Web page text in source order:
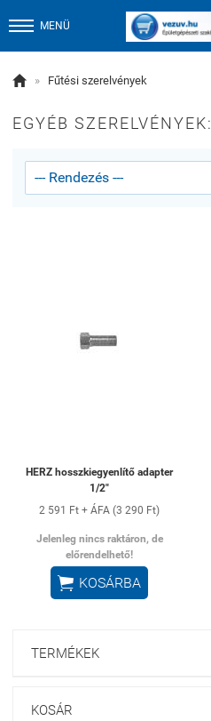
MENÜ
 » Fűtési szerelvények
EGYÉB SZERELVÉNYEK:
HERZ hosszkiegyenlítő adapter
1/2"
2 591 Ft + ÁFA (3 290 Ft)
Jelenleg nincs raktáron, de
előrendelhető!
 KOSÁRBA
TERMÉKEK
KOSÁR